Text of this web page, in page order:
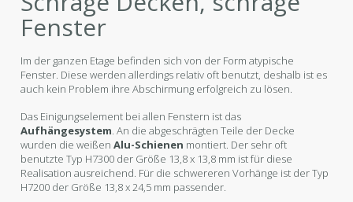
Fenster
Im der ganzen Etage befinden sich von der Form atypische
Fenster. Diese werden allerdings relativ oft benutzt, deshalb ist es
auch kein Problem ihre Abschirmung erfolgreich zu lösen.
Das Einigungselement bei allen Fenstern ist das
Aufhängesystem. An die abgeschrägten Teile der Decke
wurden die weißenAlu-Schienen montiert. Der sehr oft
benutzte Typ H7300 der Größe 13,8 x 13,8 mm ist für diese
Realisation ausreichend. Für die schwereren Vorhänge ist der Typ
H7200 der Größe 13,8 x 24,5 mm passender.